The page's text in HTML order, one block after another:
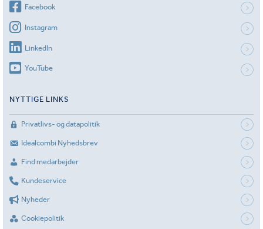
Facebook
Instagram
LinkedIn
YouTube
NYTTIGE LINKS
Privatlivs- og datapolitik
Idealcombi Nyhedsbrev
Find medarbejder
Kundeservice
Nyheder
Cookiepolitik